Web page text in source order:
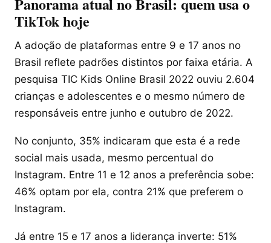
TikTok hoje
A adoção de plataformas entre 9 e 17 anos no
Brasil reflete padrões distintos por faixa etária. A
pesquisa TIC Kids Online Brasil 2022 ouviu 2.604
crianças e adolescentes e o mesmo número de
responsáveis entre junho e outubro de 2022.
No conjunto, 35% indicaram que esta é a rede
social mais usada, mesmo percentual do
Instagram. Entre 11 e 12 anos a preferência sobe:
46% optam por ela, contra 21% que preferem o
Instagram.
Já entre 15 e 17 anos a liderança inverte: 51%